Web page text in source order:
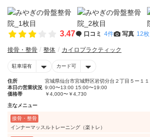
3.47 口コミ 4件 写真 12枚
接骨・整骨 整体 カイロプラクティック
駐車場有 カード可
住所
宮城県仙台市宮城野区岩切分台２丁目５ー１１
本日の営業状況 9:00〜13:00 15:00〜19:00
価格帯
￥4,000〜￥4,730
主なメニュー
接骨・整骨
インナーマッスルトレーニング（楽トレ）